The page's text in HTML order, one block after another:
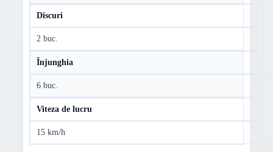
Discuri
2 buc.
Înjunghia
6 buc.
Viteza de lucru
15 km/h